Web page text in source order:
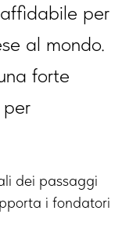
per
al mondo.
forte
dei passaggi
i fondatori